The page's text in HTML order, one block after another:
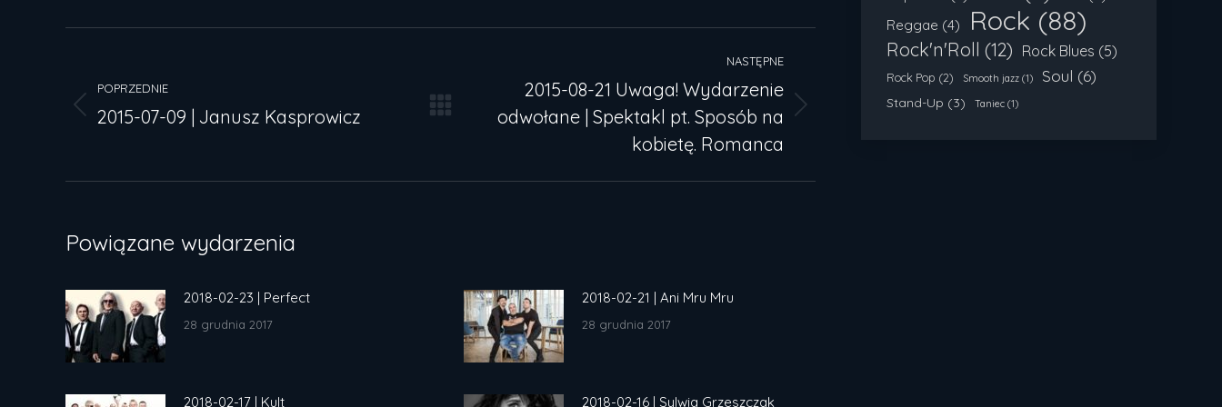
Facebook
wpisów
POPRZEDNIE
Poprzedni
2015-07-09 | Janusz Kasprowicz
NASTĘPNE
Następny
2015-08-21 Uwaga! Wydarzenie
odwołane | Spektakl pt. Sposób na
kobietę. Romanca
Powiązane wydarzenia
2018-02-23 | Perfect
28 grudnia 2017
2018-02-21 | Ani Mru Mru
28 grudnia 2017
2018-02-17 | Kult 2018-02-16 | Sylwia Grzeszczak
Reggae (4) Rock (88)
Rock'n'Roll (12) Rock Blues (5)
Rock Pop (2) Smooth jazz (1) Soul (6)
Stand-Up (3) Taniec (1)